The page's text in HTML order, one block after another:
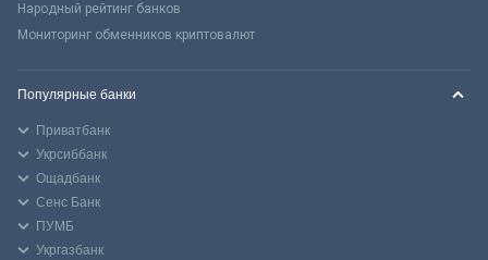
Народный рейтинг банков
Мониторинг обменников криптовалют
Популярные банки
Приватбанк
Укрсиббанк
Ощадбанк
Сенс Банк
ПУМБ
Укргазбанк